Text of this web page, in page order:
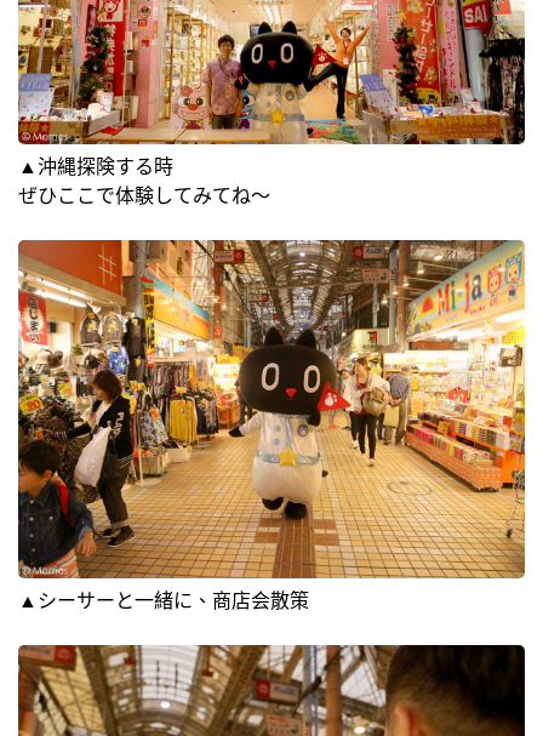
▲沖縄探険する時
ぜひここで体験してみてね～
▲シーサーと一緒に、商店会散策